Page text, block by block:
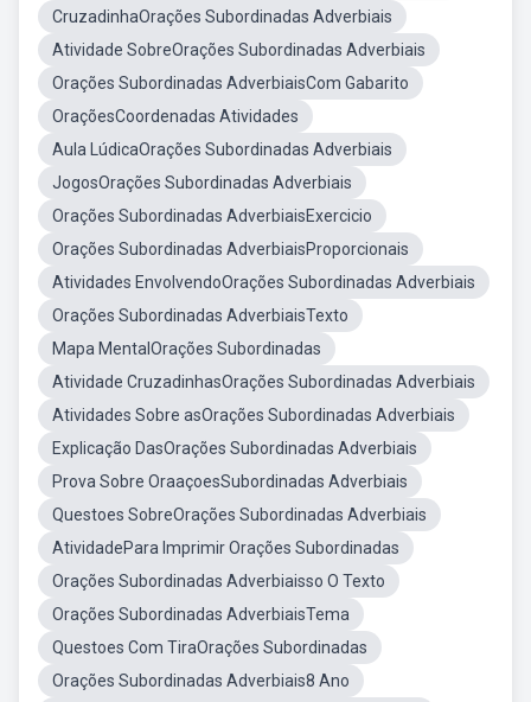
CruzadinhaOrações Subordinadas Adverbiais
Atividade SobreOrações Subordinadas Adverbiais
Orações Subordinadas AdverbiaisCom Gabarito
OraçõesCoordenadas Atividades
Aula LúdicaOrações Subordinadas Adverbiais
JogosOrações Subordinadas Adverbiais
Orações Subordinadas AdverbiaisExercicio
Orações Subordinadas AdverbiaisProporcionais
Atividades EnvolvendoOrações Subordinadas Adverbiais
Orações Subordinadas AdverbiaisTexto
Mapa MentalOrações Subordinadas
Atividade CruzadinhasOrações Subordinadas Adverbiais
Atividades Sobre asOrações Subordinadas Adverbiais
Explicação DasOrações Subordinadas Adverbiais
Prova Sobre OraaçoesSubordinadas Adverbiais
Questoes SobreOrações Subordinadas Adverbiais
AtividadePara Imprimir Orações Subordinadas
Orações Subordinadas Adverbiaisso O Texto
Orações Subordinadas AdverbiaisTema
Questoes Com TiraOrações Subordinadas
Orações Subordinadas Adverbiais8 Ano